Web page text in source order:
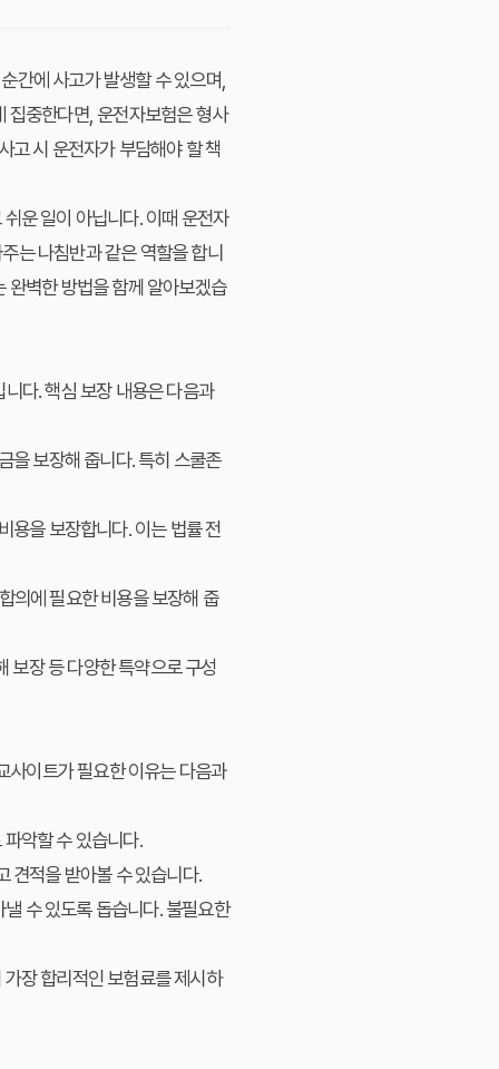
간에 사고가 발생할 수 있으며,
집중한다면, 운전자보험은 형사
고 시 운전자가 부담해야 할 책
운 일이 아닙니다. 이때 운전자
는 나침반과 같은 역할을 합니
완벽한 방법을 함께 알아보겠습
다. 핵심 보장 내용은 다음과
을 보장해 줍니다. 특히 스쿨존
용을 보장합니다. 이는 법률 전
의에 필요한 비용을 보장해 줍
보장 등 다양한 특약으로 구성
사이트가 필요한 이유는 다음과
악할 수 있습니다.
견적을 받아볼 수 있습니다.
수 있도록 돕습니다. 불필요한
장 합리적인 보험료를 제시하